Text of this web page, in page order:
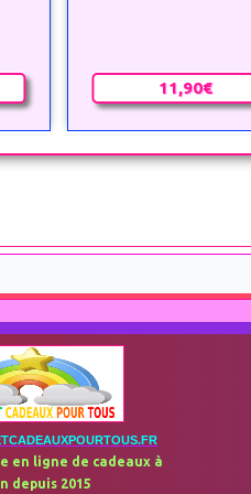
11,90€
en ligne de cadeaux à
depuis 2015